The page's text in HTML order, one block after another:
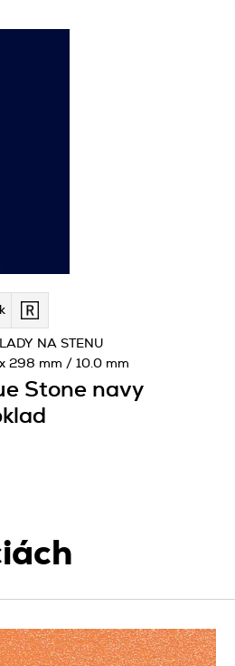
Stone navy
NA STENU
298 mm / 10.0 mm